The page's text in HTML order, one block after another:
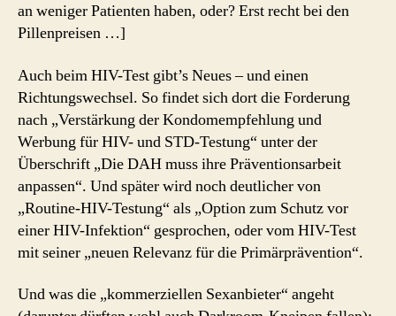
an weniger Patienten haben, oder? Erst recht bei den
Pillenpreisen …]
Auch beim HIV-Test gibt’s Neues – und einen
Richtungswechsel. So findet sich dort die Forderung
nach „Verstärkung der Kondomempfehlung und
Werbung für HIV- und STD-Testung“ unter der
Überschrift „Die DAH muss ihre Präventionsarbeit
anpassen“. Und später wird noch deutlicher von
„Routine-HIV-Testung“ als „Option zum Schutz vor
einer HIV-Infektion“ gesprochen, oder vom HIV-Test
mit seiner „neuen Relevanz für die Primärprävention“.
Und was die „kommerziellen Sexanbieter“ angeht